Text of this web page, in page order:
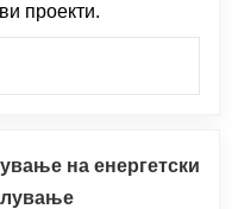
проекти.
на енергетски